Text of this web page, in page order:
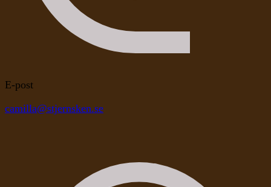
E-post
camilla@stjernsken.se